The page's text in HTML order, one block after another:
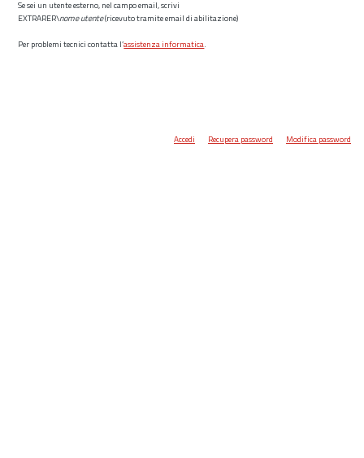
Se sei un utente esterno, nel campo email, scrivi
EXTRARER\nome utente(ricevuto tramite email di abilitazione)
Per problemi tecnici contatta l’assistenza informatica.
Accedi Recupera password Modifica password